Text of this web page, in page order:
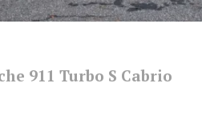
911 Turbo S Cabrio